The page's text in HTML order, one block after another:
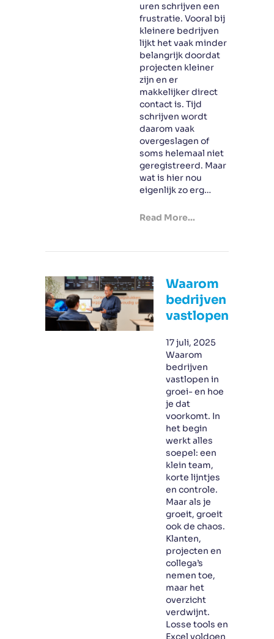
uren schrijven een
frustratie. Vooral bij
kleinere bedrijven
lijkt het vaak minder
belangrijk doordat
projecten kleiner
zijn en er
makkelijker direct
contact is. Tijd
schrijven wordt
daarom vaak
overgeslagen of
soms helemaal niet
geregistreerd. Maar
wat is hier nou
eigenlijk zo erg…
Read More...
Waarom
bedrijven
vastlopen
17 juli, 2025
Waarom
bedrijven
vastlopen in
groei- en hoe
je dat
voorkomt. In
het begin
werkt alles
soepel: een
klein team,
korte lijntjes
en controle.
Maar als je
groeit, groeit
ook de chaos.
Klanten,
projecten en
collega’s
nemen toe,
maar het
overzicht
verdwijnt.
Losse tools en
Excel voldoen